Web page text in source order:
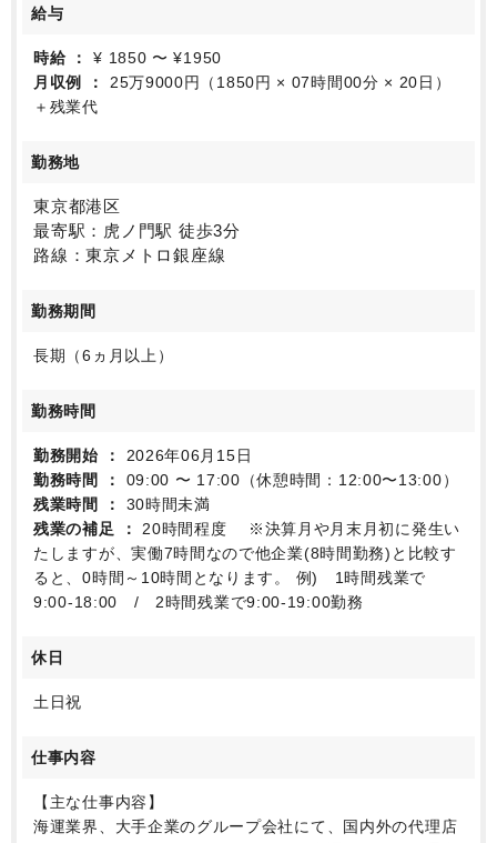
フレックスタイム制・実働7時間・月10日まで在宅相談
可で、働きやすい環境です。(業務に慣れるまでは出社
となります。)
給与
時給
¥ 1850 〜 ¥1950
月収例
25万9000円（1850円 × 07時間00分 × 20日）
＋残業代
勤務地
東京都港区
最寄駅：虎ノ門駅 徒歩3分
路線：東京メトロ銀座線
勤務期間
長期（6ヵ月以上）
勤務時間
勤務開始
2026年06月15日
勤務時間
09:00 〜 17:00（休憩時間：12:00〜13:00）
残業時間
30時間未満
残業の補足
20時間程度 ※決算月や月末月初に発生い
たしますが、実働7時間なので他企業(8時間勤務)と比較す
ると、0時間～10時間となります。 例) 1時間残業で
9:00-18:00 / 2時間残業で9:00-19:00勤務
休日
土日祝
仕事内容
【主な仕事内容】
海運業界、大手企業のグループ会社にて、国内外の代理店